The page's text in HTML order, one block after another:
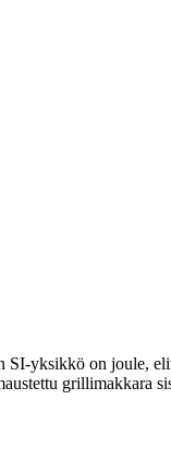
yksikkö on joule,
grillimakkara